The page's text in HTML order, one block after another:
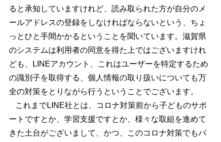
ると承知していますけれど、読み取られた方が自分のメ
ールアドレスの登録をしなければならないという、ちょ
っとひと手間かかるということを聞いています。滋賀県
のシステムは利用者の同意を得た上ではございますけれ
ども、LINEアカウント、これはユーザーを特定するため
の識別子を取得する、個人情報の取り扱いについても万
全の対策をとりながら行うということでございます。
これまでLINE社とは、コロナ対策前から子どものサポ
ートですとか、学習支援ですとか、様々な取組を進めて
きた土台がございまして、かつ、このコロナ対策でもパ